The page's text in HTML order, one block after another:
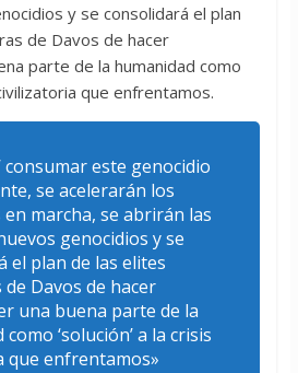
y se consolidará el plan
de Davos de hacer
parte de la humanidad como
que enfrentamos.
consumar este genocidio
se acelerarán los
marcha, se abrirán las
genocidios y se
el plan de las elites
Davos de hacer
una buena parte de la
‘solución’ a la crisis
que enfrentamos»